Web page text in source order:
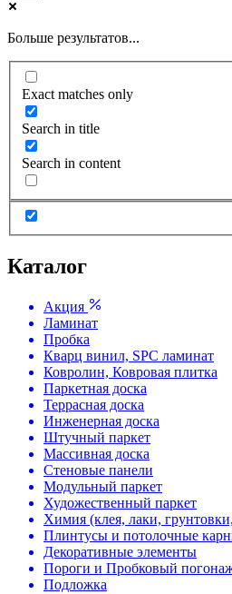
Больше результатов...
Exact matches only
Search in title
Search in content
Каталог
Акция
Ламинат
Пробка
Кварц винил, SPC ламинат
Ковролин, Ковровая плитка
Паркетная доска
Террасная доска
Инженерная доска
Штучный паркет
Массивная доска
Стеновые панели
Модульный паркет
Художественный паркет
Химия (клея, лаки,
Плинтусы и потолочные
Декоративные элементы
Пороги и Пробковый
Подложка